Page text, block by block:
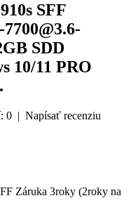
SFF
SDD
10/11 PRO
0 | Napísať recenziu
Záruka 3roky (2roky na